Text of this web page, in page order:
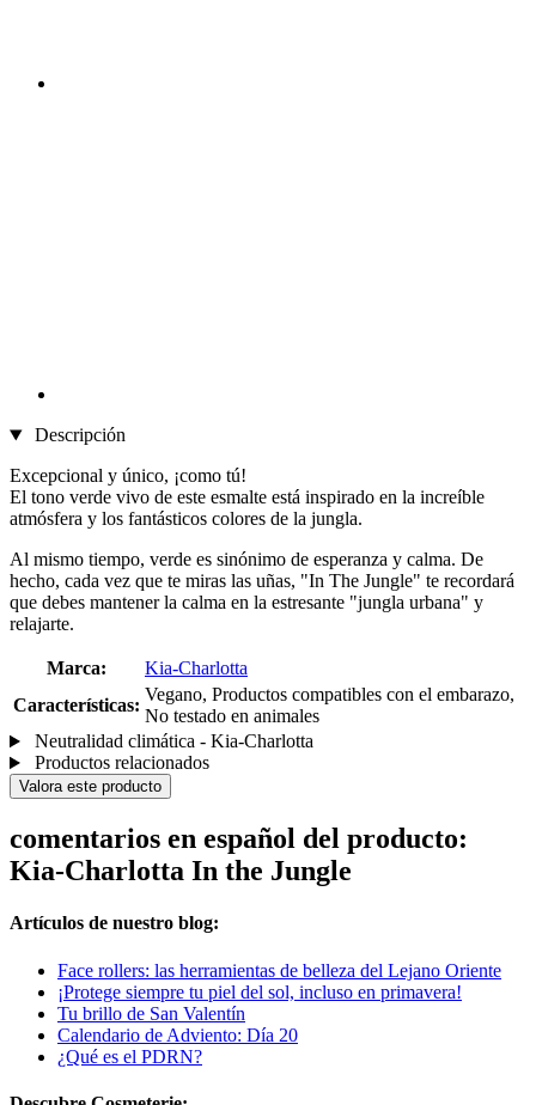
Descripción
Excepcional y único, ¡como tú!
El tono verde vivo de este esmalte está inspirado en la increíble
atmósfera y los fantásticos colores de la jungla.
Al mismo tiempo, verde es sinónimo de esperanza y calma. De
hecho, cada vez que te miras las uñas, "In The Jungle" te recordará
que debes mantener la calma en la estresante "jungla urbana" y
relajarte.
Marca:
Kia-Charlotta
Características:
Vegano, Productos compatibles con el embarazo,
No testado en animales
Neutralidad climática - Kia-Charlotta
Productos relacionados
Valora este producto
comentarios en español del producto:
Kia-Charlotta In the Jungle
Artículos de nuestro blog:
Face rollers: las herramientas de belleza del Lejano Oriente
¡Protege siempre tu piel del sol, incluso en primavera!
Tu brillo de San Valentín
Calendario de Adviento: Día 20
¿Qué es el PDRN?